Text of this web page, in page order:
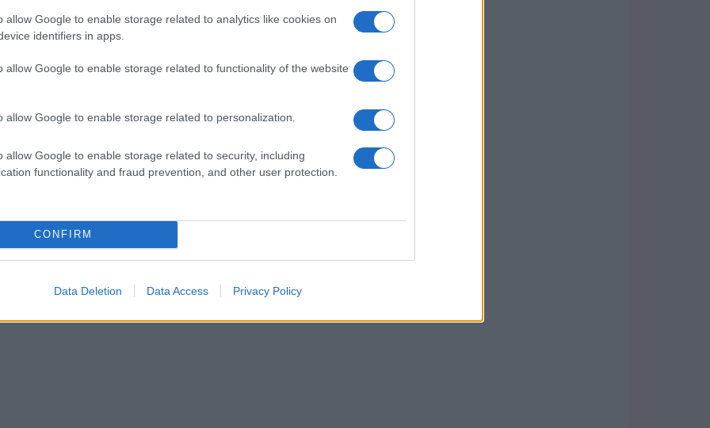
allow Google to enable storage related to analytics like cookies on
identifiers in apps.
allow Google to enable storage related to functionality of the website
allow Google to enable storage related to personalization.
allow Google to enable storage related to security, including
functionality and fraud prevention, and other user protection.
CONFIRM
Data Deletion Data Access Privacy Policy
dialogo tra culture
durante la settimana della moda di
Qui, il marchio ha collaborato con il
un ambiente che fonde moda e arte. Ma
Concepite con un’etica trans-stagionale,
Veldkamp, un giovane artista la cui
multiculturale. Salma descrive la sua
aperta a nuove esperienze. È affascinante
di viaggio, portando con sé storie da